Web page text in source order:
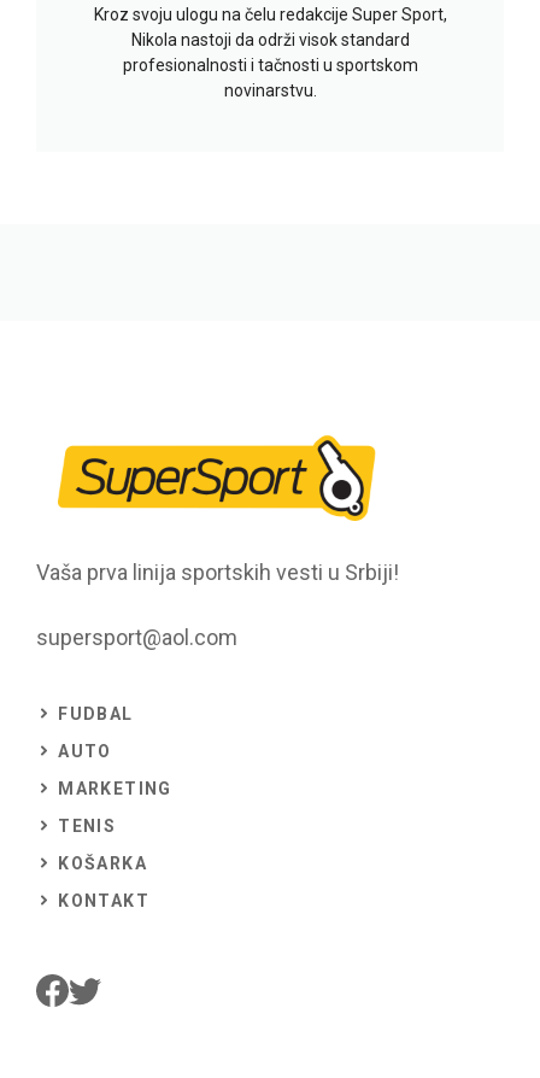
Kroz svoju ulogu na čelu redakcije Super Sport,
Nikola nastoji da održi visok standard
profesionalnosti i tačnosti u sportskom
novinarstvu.
Vaša prva linija sportskih vesti u Srbiji!
supersport@aol.com
FUDBAL
AUTO
MARKETING
TENIS
KOŠARKA
KONTAKT